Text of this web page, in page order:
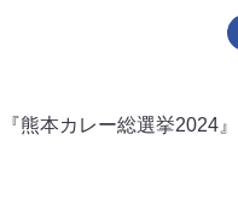
熊本カレー総選挙2024